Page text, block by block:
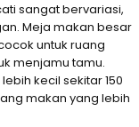
sangat bervariasi,
Meja makan besar
untuk ruang
menjamu tamu.
kecil sekitar 150
makan yang lebih